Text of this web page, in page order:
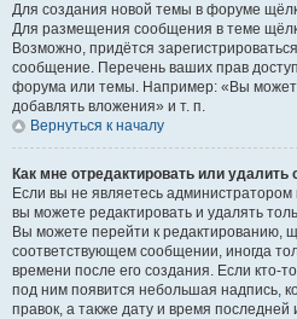
Для создания новой темы в форуме
Для размещения сообщения в теме
Возможно, придётся
сообщение. Перечень ваших прав
форума или темы. Например: «Вы
добавлять вложения» и т. п.
Вернуться к началу
Как мне отредактировать или удалить
Если вы не являетесь
вы можете редактировать и удалять
Вы можете перейти к редактированию,
соответствующем сообщении, иногда
времени после его создания. Если кто-
под ним появится небольшая надпись,
правок, а также дату и время последней